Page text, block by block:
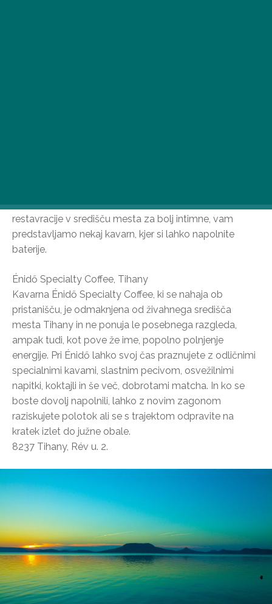
Če ste na izletu ali obisku Balatona in bi raje zamenjali
restavracije v središču mesta za bolj intimne, vam
predstavljamo nekaj kavarn, kjer si lahko napolnite
baterije.
Énidő Specialty Coffee, Tihany
Kavarna Énidő Specialty Coffee, ki se nahaja ob
pristanišču, je odmaknjena od živahnega središča
mesta Tihany in ne ponuja le posebnega razgleda,
ampak tudi, kot pove že ime, popolno polnjenje
energije. Pri Énidő lahko svoj čas praznujete z odličnimi
specialnimi kavami, slastnim pecivom, osvežilnimi
napitki, koktajli in še več, dobrotami matcha. In ko se
boste dovolj napolnili, lahko z novim zagonom
raziskujete polotok ali se s trajektom odpravite na
kratek izlet do južne obale.
8237 Tihany, Rév u. 2.